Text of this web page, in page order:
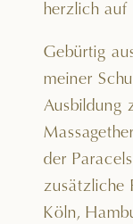
herzlich auf
Gebürtig
meiner
Ausbildung
der
zusätzliche
Köln,